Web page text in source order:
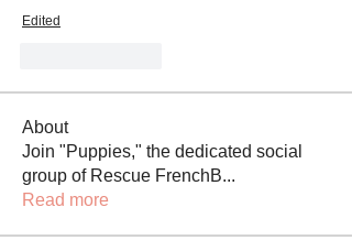
Edited
About
Join "Puppies," the dedicated social
group of Rescue FrenchB...
Read more